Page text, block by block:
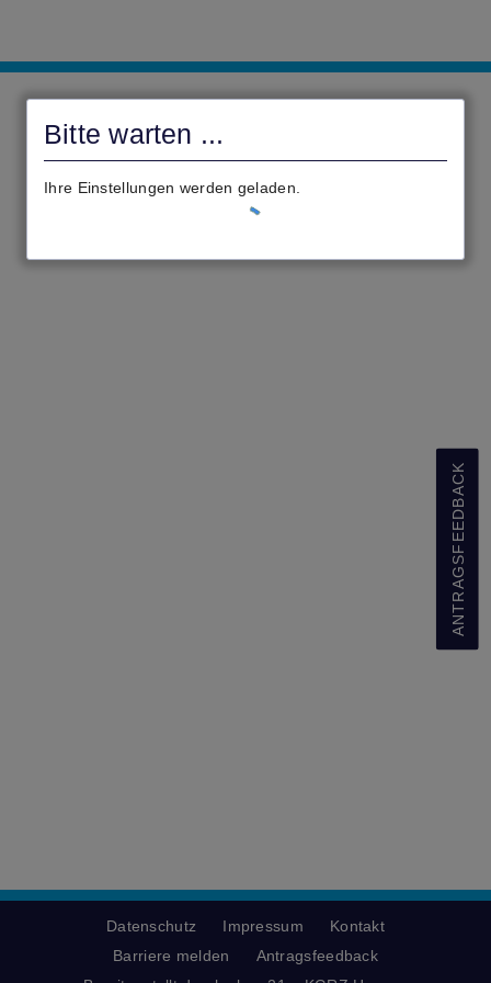
Bitte warten ...
Ihre Einstellungen werden geladen.
ANTRAGSFEEDBACK
Datenschutz Impressum
Kontakt
Barriere melden
Antragsfeedback